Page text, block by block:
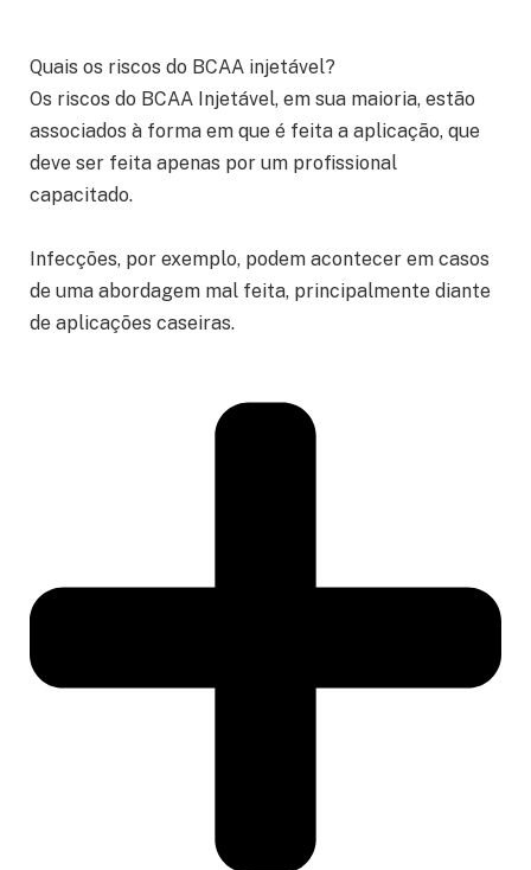
Quais os riscos do BCAA injetável?
Os riscos do BCAA Injetável, em sua maioria, estão
associados à forma em que é feita a aplicação, que
deve ser feita apenas por um profissional
capacitado.
Infecções, por exemplo, podem acontecer em casos
de uma abordagem mal feita, principalmente diante
de aplicações caseiras.